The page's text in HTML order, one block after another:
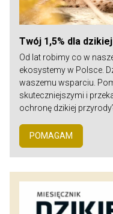
Twój 1,5% dla
Od lat robimy co w
ekosystemy w Polsce.
waszemu wsparciu.
skuteczniejszymi i
ochronę dzikiej
POMAGAM